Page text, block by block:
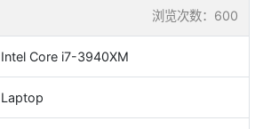
浏览次数：600
Intel Core i7-3940XM
Laptop